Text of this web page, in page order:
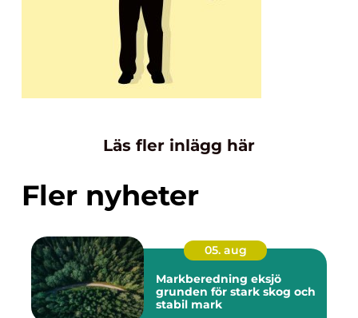
Läs fler inlägg här
Fler nyheter
05. aug
Markberedning eksjö
grunden för stark skog och
stabil mark